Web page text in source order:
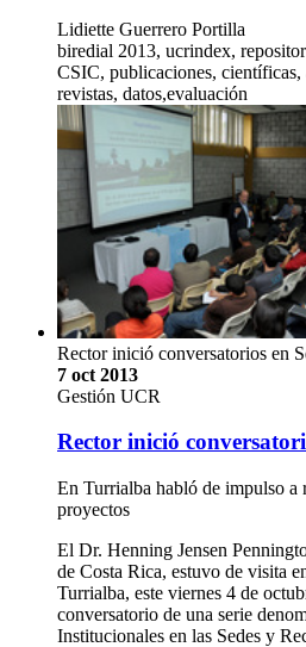
Lidiette Guerrero Portilla
biredial 2013, ucrindex,
CSIC, publicaciones, científicas,
revistas, datos,evaluación
Rector inició conversatorios en
7 oct 2013
Gestión UCR
Rector inició
En Turrialba habló de impulso a
proyectos
El Dr. Henning Jensen
de Costa Rica, estuvo de visita
Turrialba, este viernes 4 de
conversatorio de una serie
Institucionales en las Sedes y